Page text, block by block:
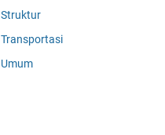
Struktur
Transportasi
Umum